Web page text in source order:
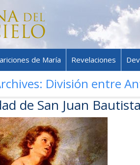
de María Revelaciones
División entre
de San Juan Bautista